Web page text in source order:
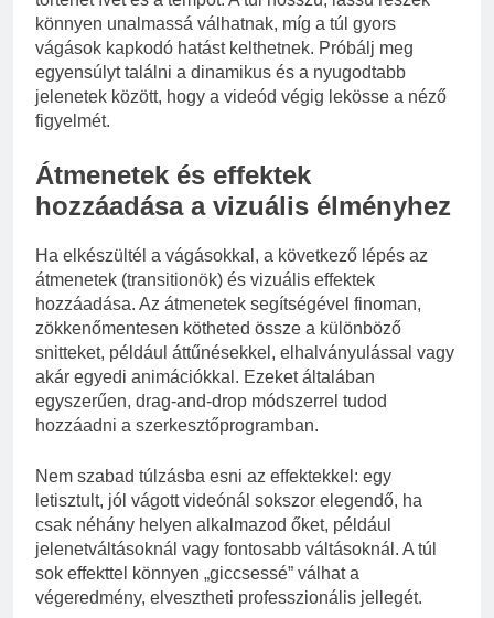
könnyen unalmassá válhatnak, míg a túl gyors
vágások kapkodó hatást kelthetnek. Próbálj meg
egyensúlyt találni a dinamikus és a nyugodtabb
jelenetek között, hogy a videód végig lekösse a néző
figyelmét.
Átmenetek és effektek
hozzáadása a vizuális élményhez
Ha elkészültél a vágásokkal, a következő lépés az
átmenetek (transitionök) és vizuális effektek
hozzáadása. Az átmenetek segítségével finoman,
zökkenőmentesen kötheted össze a különböző
snitteket, például áttűnésekkel, elhalványulással vagy
akár egyedi animációkkal. Ezeket általában
egyszerűen, drag-and-drop módszerrel tudod
hozzáadni a szerkesztőprogramban.
Nem szabad túlzásba esni az effektekkel: egy
letisztult, jól vágott videónál sokszor elegendő, ha
csak néhány helyen alkalmazod őket, például
jelenetváltásoknál vagy fontosabb váltásoknál. A túl
sok effekttel könnyen „giccsessé” válhat a
végeredmény, elvesztheti professzionális jellegét.